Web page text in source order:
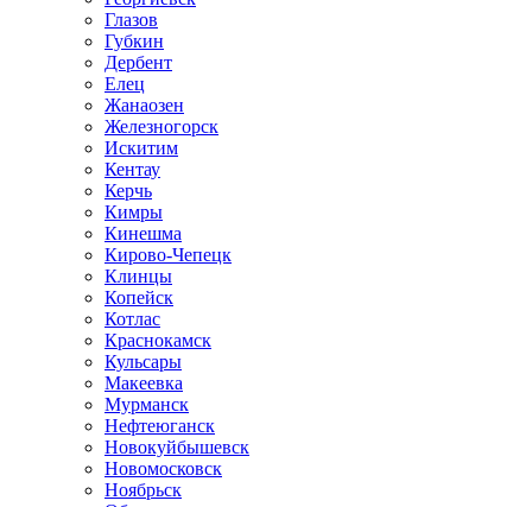
Глазов
Губкин
Дербент
Елец
Жанаозен
Железногорск
Искитим
Кентау
Керчь
Кимры
Кинешма
Кирово-Чепецк
Клинцы
Копейск
Котлас
Краснокамск
Кульсары
Макеевка
Мурманск
Нефтеюганск
Новокуйбышевск
Новомосковск
Ноябрьск